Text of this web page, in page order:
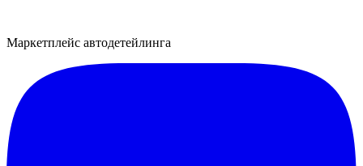
Маркетплейс автодетейлинга